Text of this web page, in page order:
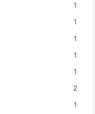
1
1
1
1
1
2
1